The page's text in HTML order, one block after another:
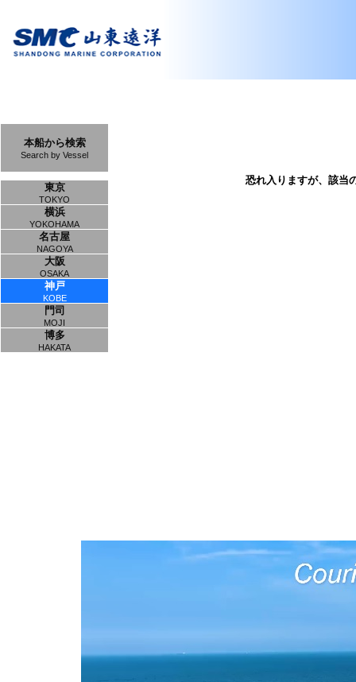
本船から検索
Search by Vessel
東京
TOKYO
横浜
YOKOHAMA
名古屋
NAGOYA
大阪
OSAKA
神戸
KOBE
門司
MOJI
博多
HAKATA
恐れ入りますが、該当